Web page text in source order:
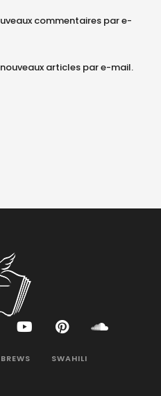
commentaires par e-
articles par e-mail.
SWAHILI